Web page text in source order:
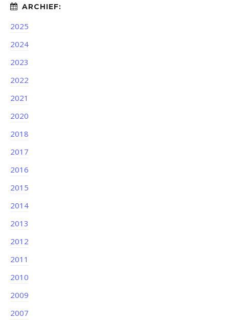
2025
2024
2023
2022
2021
2020
2018
2017
2016
2015
2014
2013
2012
2011
2010
2009
2007